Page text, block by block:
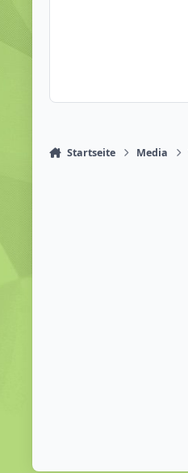
Startseite Media